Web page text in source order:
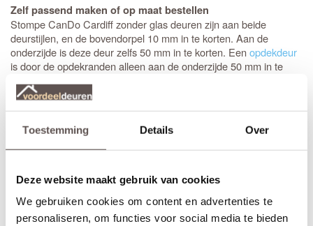
Toestemming Details Over
Deze website maakt gebruik van cookies
We gebruiken cookies om content en advertenties te
personaliseren, om functies voor social media te bieden
Zelf passend maken of op maat bestellen
Stompe CanDo Cardiff zonder glas deuren zijn aan beide
deurstijlen, en de bovendorpel 10 mm in te korten. Aan de
onderzijde is deze deur zelfs 50 mm in te korten. Eenopdekdeur
is door de opdekranden alleen aan de onderzijde 50 mm in te
aangegeven marges.
de aangegeven marges of als je kiest voor het gemak van deuren
op maat. De prijs en keuze voor maatwerk zijn zichtbaar onder de
werkdagen.
lood ramen)